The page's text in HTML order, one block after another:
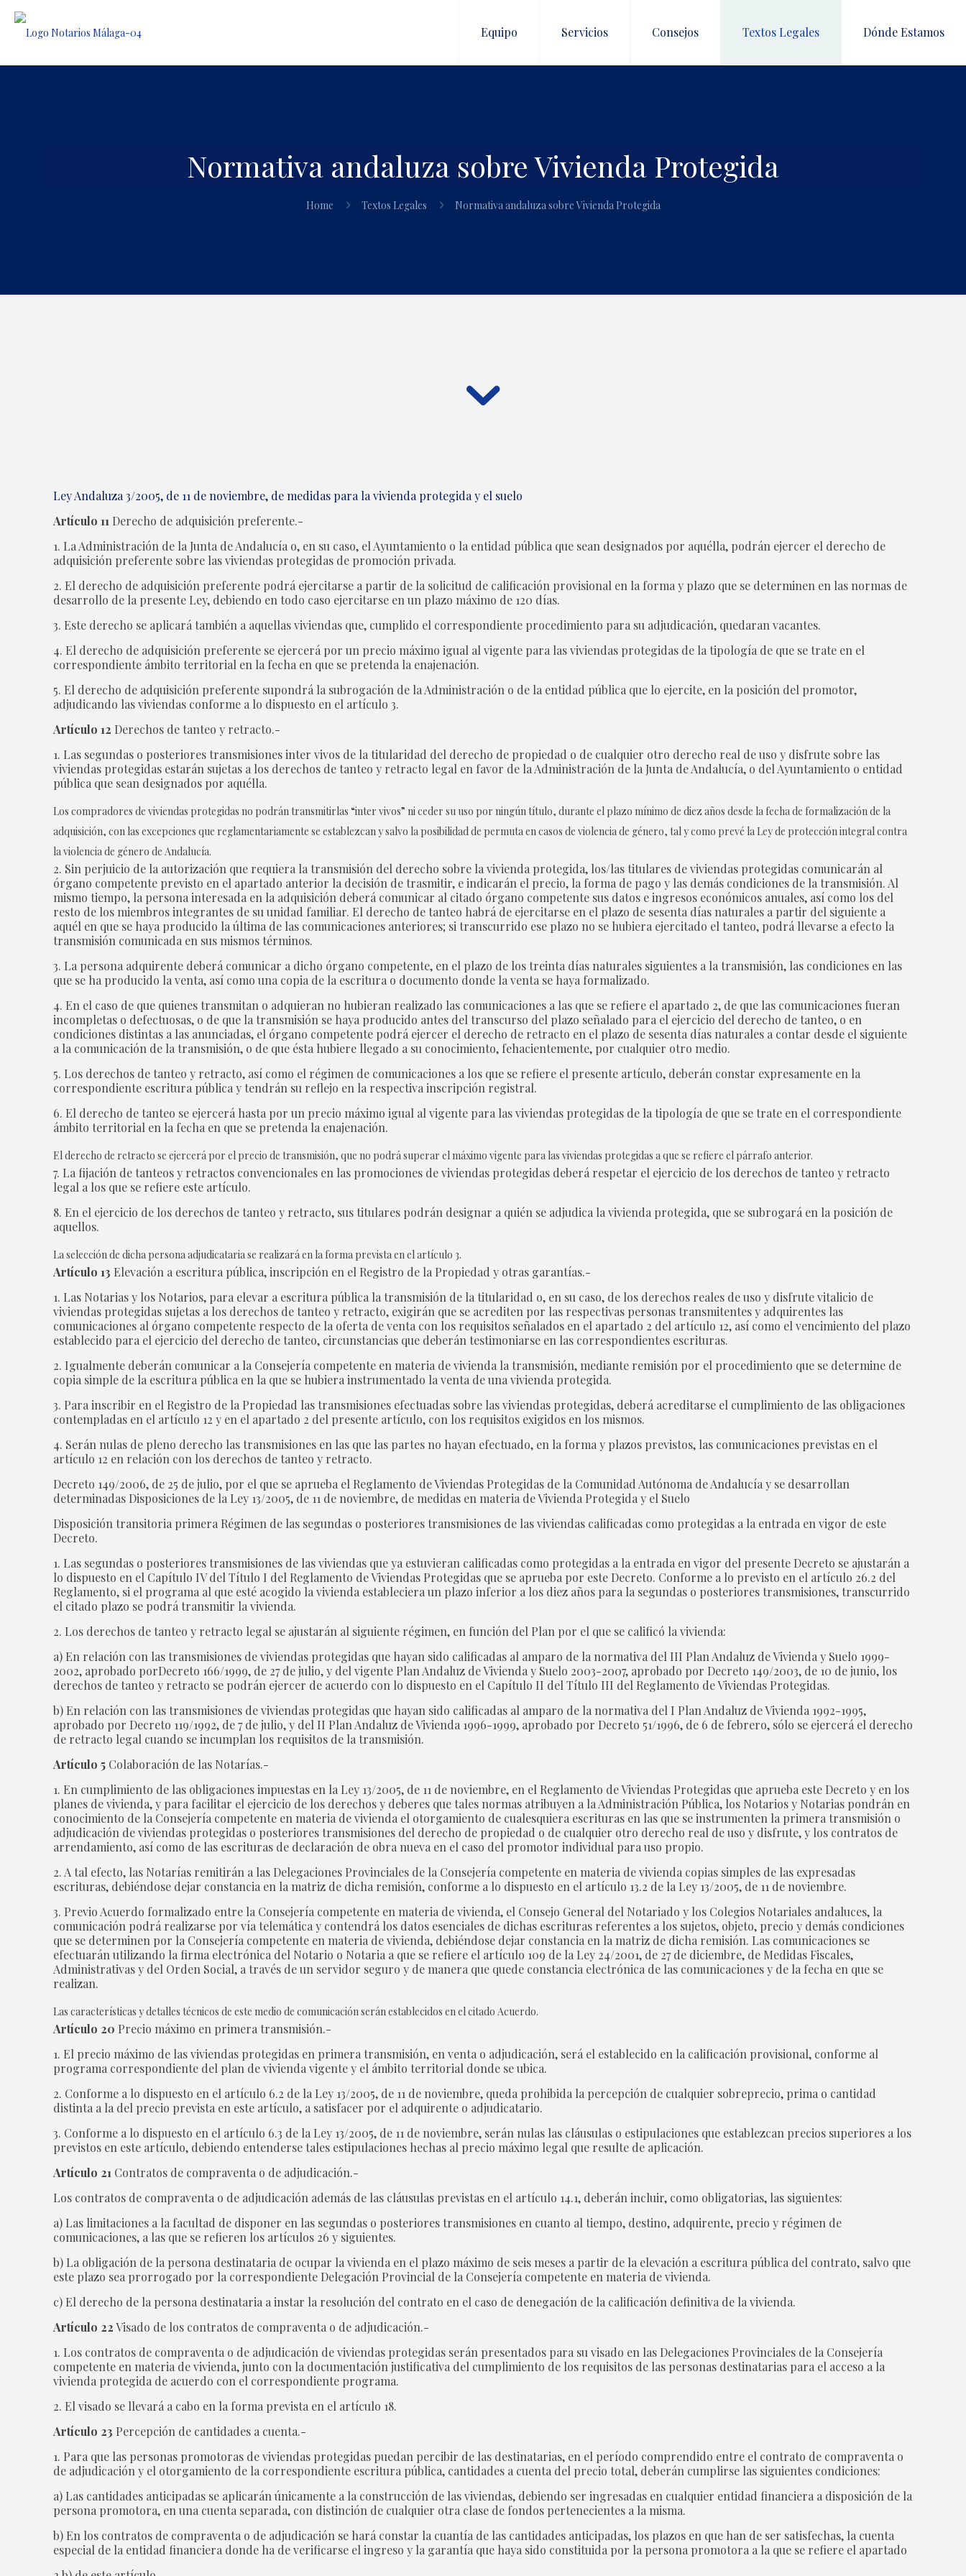
Equipo Servicios Consejos Textos Legales Dónde Estamos
Normativa andaluza sobre Vivienda Protegida
Home Textos Legales Normativa andaluza sobre Vivienda Protegida
Ley Andaluza 3/2005, de 11 de noviembre, de medidas para la vivienda protegida y el suelo
Artículo 11 Derecho de adquisición preferente.-
1. La Administración de la Junta de Andalucía o, en su caso, el Ayuntamiento o la entidad pública que sean designados por aquélla, podrán ejercer el derecho de
adquisición preferente sobre las viviendas protegidas de promoción privada.
2. El derecho de adquisición preferente podrá ejercitarse a partir de la solicitud de calificación provisional en la forma y plazo que se determinen en las normas de
desarrollo de la presente Ley, debiendo en todo caso ejercitarse en un plazo máximo de 120 días.
3. Este derecho se aplicará también a aquellas viviendas que, cumplido el correspondiente procedimiento para su adjudicación, quedaran vacantes.
4. El derecho de adquisición preferente se ejercerá por un precio máximo igual al vigente para las viviendas protegidas de la tipología de que se trate en el
correspondiente ámbito territorial en la fecha en que se pretenda la enajenación.
5. El derecho de adquisición preferente supondrá la subrogación de la Administración o de la entidad pública que lo ejercite, en la posición del promotor,
adjudicando las viviendas conforme a lo dispuesto en el artículo 3.
Artículo 12 Derechos de tanteo y retracto.-
1. Las segundas o posteriores transmisiones inter vivos de la titularidad del derecho de propiedad o de cualquier otro derecho real de uso y disfrute sobre las
viviendas protegidas estarán sujetas a los derechos de tanteo y retracto legal en favor de la Administración de la Junta de Andalucía, o del Ayuntamiento o entidad
pública que sean designados por aquélla.
Los compradores de viviendas protegidas no podrán transmitirlas “inter vivos” ni ceder su uso por ningún título, durante el plazo mínimo de diez años desde la fecha de formalización de la
adquisición, con las excepciones que reglamentariamente se establezcan y salvo la posibilidad de permuta en casos de violencia de género, tal y como prevé la Ley de protección integral contra
la violencia de género de Andalucía.
2. Sin perjuicio de la autorización que requiera la transmisión del derecho sobre la vivienda protegida, los/las titulares de viviendas protegidas comunicarán al
órgano competente previsto en el apartado anterior la decisión de trasmitir, e indicarán el precio, la forma de pago y las demás condiciones de la transmisión. Al
mismo tiempo, la persona interesada en la adquisición deberá comunicar al citado órgano competente sus datos e ingresos económicos anuales, así como los del
resto de los miembros integrantes de su unidad familiar. El derecho de tanteo habrá de ejercitarse en el plazo de sesenta días naturales a partir del siguiente a
aquél en que se haya producido la última de las comunicaciones anteriores; si transcurrido ese plazo no se hubiera ejercitado el tanteo, podrá llevarse a efecto la
transmisión comunicada en sus mismos términos.
3. La persona adquirente deberá comunicar a dicho órgano competente, en el plazo de los treinta días naturales siguientes a la transmisión, las condiciones en las
que se ha producido la venta, así como una copia de la escritura o documento donde la venta se haya formalizado.
4. En el caso de que quienes transmitan o adquieran no hubieran realizado las comunicaciones a las que se refiere el apartado 2, de que las comunicaciones fueran
incompletas o defectuosas, o de que la transmisión se haya producido antes del transcurso del plazo señalado para el ejercicio del derecho de tanteo, o en
condiciones distintas a las anunciadas, el órgano competente podrá ejercer el derecho de retracto en el plazo de sesenta días naturales a contar desde el siguiente
a la comunicación de la transmisión, o de que ésta hubiere llegado a su conocimiento, fehacientemente, por cualquier otro medio.
5. Los derechos de tanteo y retracto, así como el régimen de comunicaciones a los que se refiere el presente artículo, deberán constar expresamente en la
correspondiente escritura pública y tendrán su reflejo en la respectiva inscripción registral.
6. El derecho de tanteo se ejercerá hasta por un precio máximo igual al vigente para las viviendas protegidas de la tipología de que se trate en el correspondiente
ámbito territorial en la fecha en que se pretenda la enajenación.
El derecho de retracto se ejercerá por el precio de transmisión, que no podrá superar el máximo vigente para las viviendas protegidas a que se refiere el párrafo anterior.
7. La fijación de tanteos y retractos convencionales en las promociones de viviendas protegidas deberá respetar el ejercicio de los derechos de tanteo y retracto
legal a los que se refiere este artículo.
8. En el ejercicio de los derechos de tanteo y retracto, sus titulares podrán designar a quién se adjudica la vivienda protegida, que se subrogará en la posición de
aquellos.
La selección de dicha persona adjudicataria se realizará en la forma prevista en el artículo 3.
Artículo 13 Elevación a escritura pública, inscripción en el Registro de la Propiedad y otras garantías.-
1. Las Notarias y los Notarios, para elevar a escritura pública la transmisión de la titularidad o, en su caso, de los derechos reales de uso y disfrute vitalicio de
viviendas protegidas sujetas a los derechos de tanteo y retracto, exigirán que se acrediten por las respectivas personas transmitentes y adquirentes las
comunicaciones al órgano competente respecto de la oferta de venta con los requisitos señalados en el apartado 2 del artículo 12, así como el vencimiento del plazo
establecido para el ejercicio del derecho de tanteo, circunstancias que deberán testimoniarse en las correspondientes escrituras.
2. Igualmente deberán comunicar a la Consejería competente en materia de vivienda la transmisión, mediante remisión por el procedimiento que se determine de
copia simple de la escritura pública en la que se hubiera instrumentado la venta de una vivienda protegida.
3. Para inscribir en el Registro de la Propiedad las transmisiones efectuadas sobre las viviendas protegidas, deberá acreditarse el cumplimiento de las obligaciones
contempladas en el artículo 12 y en el apartado 2 del presente artículo, con los requisitos exigidos en los mismos.
4. Serán nulas de pleno derecho las transmisiones en las que las partes no hayan efectuado, en la forma y plazos previstos, las comunicaciones previstas en el
artículo 12 en relación con los derechos de tanteo y retracto.
Decreto 149/2006, de 25 de julio, por el que se aprueba el Reglamento de Viviendas Protegidas de la Comunidad Autónoma de Andalucía y se desarrollan
determinadas Disposiciones de la Ley 13/2005, de 11 de noviembre, de medidas en materia de Vivienda Protegida y el Suelo
Disposición transitoria primera Régimen de las segundas o posteriores transmisiones de las viviendas calificadas como protegidas a la entrada en vigor de este
Decreto.
1. Las segundas o posteriores transmisiones de las viviendas que ya estuvieran calificadas como protegidas a la entrada en vigor del presente Decreto se ajustarán a
lo dispuesto en el Capítulo IV del Título I del Reglamento de Viviendas Protegidas que se aprueba por este Decreto. Conforme a lo previsto en el artículo 26.2 del
Reglamento, si el programa al que esté acogido la vivienda estableciera un plazo inferior a los diez años para la segundas o posteriores transmisiones, transcurrido
el citado plazo se podrá transmitir la vivienda.
2. Los derechos de tanteo y retracto legal se ajustarán al siguiente régimen, en función del Plan por el que se calificó la vivienda:
a) En relación con las transmisiones de viviendas protegidas que hayan sido calificadas al amparo de la normativa del III Plan Andaluz de Vivienda y Suelo 1999-
2002, aprobado porDecreto 166/1999, de 27 de julio, y del vigente Plan Andaluz de Vivienda y Suelo 2003-2007, aprobado por Decreto 149/2003, de 10 de junio, los
derechos de tanteo y retracto se podrán ejercer de acuerdo con lo dispuesto en el Capítulo II del Título III del Reglamento de Viviendas Protegidas.
b) En relación con las transmisiones de viviendas protegidas que hayan sido calificadas al amparo de la normativa del I Plan Andaluz de Vivienda 1992-1995,
aprobado por Decreto 119/1992, de 7 de julio, y del II Plan Andaluz de Vivienda 1996-1999, aprobado por Decreto 51/1996, de 6 de febrero, sólo se ejercerá el derecho
de retracto legal cuando se incumplan los requisitos de la transmisión.
Artículo 5 Colaboración de las Notarías.-
1. En cumplimiento de las obligaciones impuestas en la Ley 13/2005, de 11 de noviembre, en el Reglamento de Viviendas Protegidas que aprueba este Decreto y en los
planes de vivienda, y para facilitar el ejercicio de los derechos y deberes que tales normas atribuyen a la Administración Pública, los Notarios y Notarias pondrán en
conocimiento de la Consejería competente en materia de vivienda el otorgamiento de cualesquiera escrituras en las que se instrumenten la primera transmisión o
adjudicación de viviendas protegidas o posteriores transmisiones del derecho de propiedad o de cualquier otro derecho real de uso y disfrute, y los contratos de
arrendamiento, así como de las escrituras de declaración de obra nueva en el caso del promotor individual para uso propio.
2. A tal efecto, las Notarías remitirán a las Delegaciones Provinciales de la Consejería competente en materia de vivienda copias simples de las expresadas
escrituras, debiéndose dejar constancia en la matriz de dicha remisión, conforme a lo dispuesto en el artículo 13.2 de la Ley 13/2005, de 11 de noviembre.
3. Previo Acuerdo formalizado entre la Consejería competente en materia de vivienda, el Consejo General del Notariado y los Colegios Notariales andaluces, la
comunicación podrá realizarse por vía telemática y contendrá los datos esenciales de dichas escrituras referentes a los sujetos, objeto, precio y demás condiciones
que se determinen por la Consejería competente en materia de vivienda, debiéndose dejar constancia en la matriz de dicha remisión. Las comunicaciones se
efectuarán utilizando la firma electrónica del Notario o Notaria a que se refiere el artículo 109 de la Ley 24/2001, de 27 de diciembre, de Medidas Fiscales,
Administrativas y del Orden Social, a través de un servidor seguro y de manera que quede constancia electrónica de las comunicaciones y de la fecha en que se
realizan.
Las características y detalles técnicos de este medio de comunicación serán establecidos en el citado Acuerdo.
Artículo 20 Precio máximo en primera transmisión.-
1. El precio máximo de las viviendas protegidas en primera transmisión, en venta o adjudicación, será el establecido en la calificación provisional, conforme al
programa correspondiente del plan de vivienda vigente y el ámbito territorial donde se ubica.
2. Conforme a lo dispuesto en el artículo 6.2 de la Ley 13/2005, de 11 de noviembre, queda prohibida la percepción de cualquier sobreprecio, prima o cantidad
distinta a la del precio prevista en este artículo, a satisfacer por el adquirente o adjudicatario.
3. Conforme a lo dispuesto en el artículo 6.3 de la Ley 13/2005, de 11 de noviembre, serán nulas las cláusulas o estipulaciones que establezcan precios superiores a los
previstos en este artículo, debiendo entenderse tales estipulaciones hechas al precio máximo legal que resulte de aplicación.
Artículo 21 Contratos de compraventa o de adjudicación.-
Los contratos de compraventa o de adjudicación además de las cláusulas previstas en el artículo 14.1, deberán incluir, como obligatorias, las siguientes:
a) Las limitaciones a la facultad de disponer en las segundas o posteriores transmisiones en cuanto al tiempo, destino, adquirente, precio y régimen de
comunicaciones, a las que se refieren los artículos 26 y siguientes.
b) La obligación de la persona destinataria de ocupar la vivienda en el plazo máximo de seis meses a partir de la elevación a escritura pública del contrato, salvo que
este plazo sea prorrogado por la correspondiente Delegación Provincial de la Consejería competente en materia de vivienda.
c) El derecho de la persona destinataria a instar la resolución del contrato en el caso de denegación de la calificación definitiva de la vivienda.
Artículo 22Visado de los contratos de compraventa o de adjudicación.-
1. Los contratos de compraventa o de adjudicación de viviendas protegidas serán presentados para su visado en las Delegaciones Provinciales de la Consejería
competente en materia de vivienda, junto con la documentación justificativa del cumplimiento de los requisitos de las personas destinatarias para el acceso a la
vivienda protegida de acuerdo con el correspondiente programa.
2. El visado se llevará a cabo en la forma prevista en el artículo 18.
Artículo 23 Percepción de cantidades a cuenta.-
1. Para que las personas promotoras de viviendas protegidas puedan percibir de las destinatarias, en el período comprendido entre el contrato de compraventa o
de adjudicación y el otorgamiento de la correspondiente escritura pública, cantidades a cuenta del precio total, deberán cumplirse las siguientes condiciones:
a) Las cantidades anticipadas se aplicarán únicamente a la construcción de las viviendas, debiendo ser ingresadas en cualquier entidad financiera a disposición de la
persona promotora, en una cuenta separada, con distinción de cualquier otra clase de fondos pertenecientes a la misma.
b) En los contratos de compraventa o de adjudicación se hará constar la cuantía de las cantidades anticipadas, los plazos en que han de ser satisfechas, la cuenta
especial de la entidad financiera donde ha de verificarse el ingreso y la garantía que haya sido constituida por la persona promotora a la que se refiere el apartado